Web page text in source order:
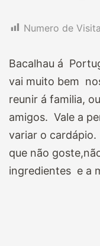
Numero de
Bacalhau á
vai muito bem
reunir á familia,
amigos. Vale a
variar o
que não
ingredientes e a